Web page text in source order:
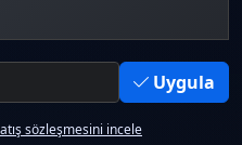
Uygula
sözleşmesini incele